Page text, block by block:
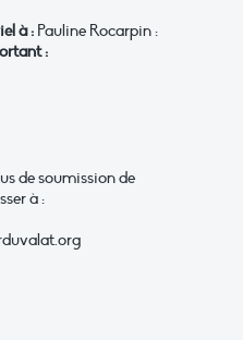
à : Pauline Rocarpin :
:
de soumission de
à :